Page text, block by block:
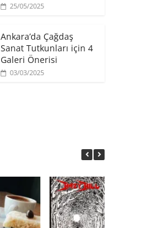
25/05/2025
Ankara’da Çağdaş
Sanat Tutkunları için 4
Galeri Önerisi
03/03/2025